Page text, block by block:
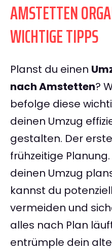
AMSTETTEN
WICHTIGE TIPPS
Planst du einen
nach Amstetten?
befolge diese
deinen Umzug
gestalten. Der
frühzeitige
deinen Umzug
kannst du
vermeiden und
alles nach Plan
entrümple dein